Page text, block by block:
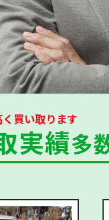
る
く買い取ります
実績多